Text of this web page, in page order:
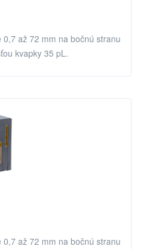
až 72 mm na bočnú stranu
kvapky 35 pL.
až 72 mm na bočnú stranu